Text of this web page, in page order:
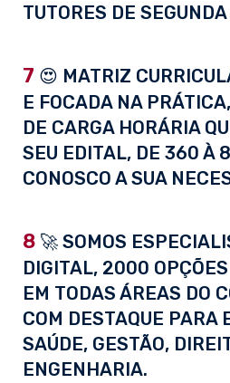
TUTORES DE
7 😍 MATRIZ
E FOCADA NA
DE CARGA HORÁRIA
SEU EDITAL, DE 360 À
CONOSCO A SUA
8 🚀 SOMOS
DIGITAL, 2000
EM TODAS ÁREAS DO
COM DESTAQUE PARA
SAÚDE, GESTÃO,
ENGENHARIA.